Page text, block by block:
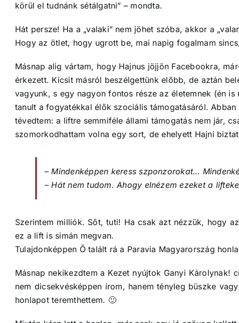
körül el tudnánk sétálgatni” – mondta.
Hát persze! Ha a „valaki” nem jöhet szóba, akkor a
Hogy az ötlet, hogy ugrott be, mai napig fogalmam
Másnap alig vártam, hogy Hajnus jöjjön Facebookra,
érkezett. Kicsit másról beszélgettünk előbb, de aztán
vagyunk, s egy nagyon fontos része az életemnek (én
tanult a fogyatékkal élők szociális támogatásáról.
tévedtem: a liftre semmiféle állami támogatás nem jár,
szomorkodhattam volna egy sort, de ehelyett Hajni
– Mindenképpen keress szponzorokat…
– Hát nem tudom. Ahogy elnézem ezeket a
Szerintem milliók. Sőt, tuti! Ha csak azt nézzük, hogy
ez a lift is simán megvan.
Tulajdonképpen Ő talált rá a Paravia Magyarország
Másnap nekikezdtem a Kezet nyújtok Ganyi Károlynak!
nem dicsekvésképpen írom, hanem tényleg büszke
honlapot teremthettem. 🙂